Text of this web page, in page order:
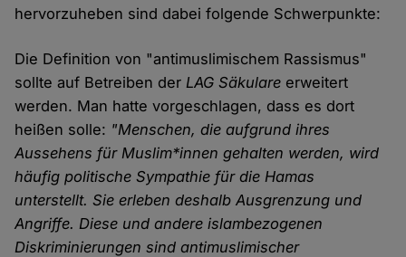
hervorzuheben sind dabei folgende Schwerpunkte:
Die Definition von "antimuslimischem Rassismus"
sollte auf Betreiben der LAG Säkulare erweitert
werden. Man hatte vorgeschlagen, dass es dort
heißen solle: "Menschen, die aufgrund ihres
Aussehens für Muslim*innen gehalten werden, wird
häufig politische Sympathie für die Hamas
unterstellt. Sie erleben deshalb Ausgrenzung und
Angriffe. Diese und andere islambezogenen
Diskriminierungen sind antimuslimischer